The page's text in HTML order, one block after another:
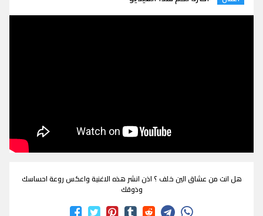
هل انت من عشاق الين خلف ؟ اذن انشر هذه الاغنية واعكس روعة احساسك
وذوقك